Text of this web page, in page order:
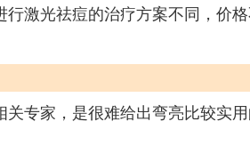
激光祛痘的治疗方案不同，价
专家，是很难给出弯亮比较实